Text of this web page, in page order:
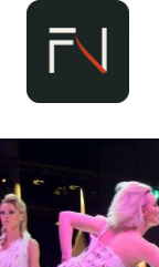
Zum
springen